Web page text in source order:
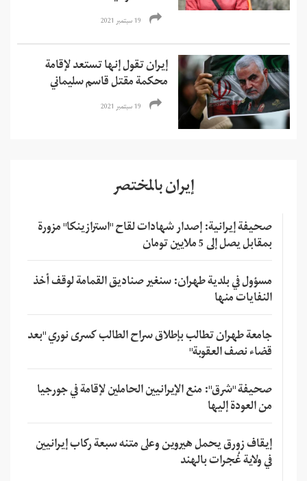
19 سبتمبر 2021
إيران تقول إنها تستعد لإقامة
محكمة مقتل قاسم سليماني
19 سبتمبر 2021
إيران بالمختصر
صحيفة إيرانية: إصدار شهادات لقاح "استرازينكا" مزورة
بمقابل يصل إلى 5 ملايين تومان
مسؤول في بلدية طهران: سنغير صناديق القمامة لوقف أخذ
النفايات منها
جامعة طهران تطالب بإطلاق سراح الطالب كسرى نوري "بعد
قضاء نصف العقوبة"
صحيفة "شرق": منع الإيرانيين الحاملين لإقامة في جورجيا
من العودة إليها
إيقاف زورق يحمل هيروين وعلى متنه سبعة ركاب إيرانيين
في ولاية غُجرات بالهند